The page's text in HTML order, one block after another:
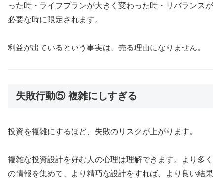
った時・ライフプランが大きく変わった時・リバランスが
必要な時に限定されます。
利益が出ているという事実は、売る理由になりません。
失敗行動⑤ 複雑にしすぎる
投資を複雑にするほど、失敗のリスクが上がります。
複雑な投資設計を好む人の心理は理解できます。より多く
の情報を集めて、より精巧な設計をすれば、より良い結果